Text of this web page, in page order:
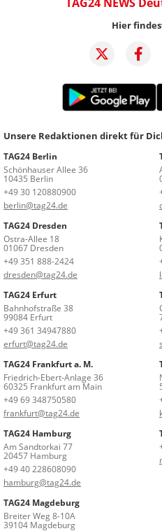
Hier
Unsere Redaktionen direkt für
TAG24 Berlin
Schönhauser Allee 36
10435 Berlin
+49 30 120880900
berlin@tag24.de
TAG24 Dresden
Ostra-Allee 18
01067 Dresden
+49 351 888-2424
dresden@tag24.de
TAG24 Erfurt
Bahnhofstraße 38
99084 Erfurt
+49 361 34947880
erfurt@tag24.de
TAG24 Frankfurt a. M.
Friedrich-Ebert-Anlage 36
60325 Frankfurt am Main
+49 69 348750580
frankfurt@tag24.de
TAG24 Hamburg
Am Sandtorkai 77
20457 Hamburg
+49 40 228608090
hamburg@tag24.de
TAG24 Magdeburg
Breiter Weg 8-10A
39104 Magdeburg